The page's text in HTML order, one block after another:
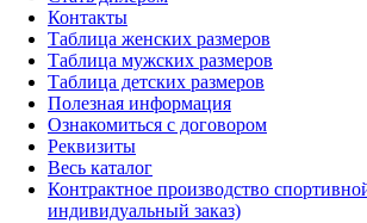
Контакты
Таблица женских размеров
Таблица мужских размеров
Таблица детских размеров
Полезная информация
Ознакомиться с договором
Реквизиты
Весь каталог
Контрактное производство
индивидуальный заказ)